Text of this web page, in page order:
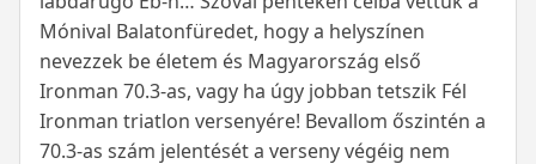
Mónival Balatonfüredet, hogy a helyszínen
nevezzek be életem és Magyarország első
Ironman 70.3-as, vagy ha úgy jobban tetszik Fél
Ironman triatlon versenyére! Bevallom őszintén a
70.3-as szám jelentését a verseny végéig nem